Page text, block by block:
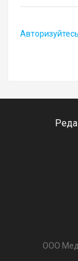
Авторизуйтесь
ООО